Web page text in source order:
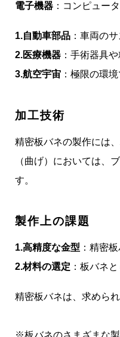
電子機器 ：コンピュー
1.自動車部品 ：車両の
2.医療機器 ：手術器具
3.航空宇宙 ：極限の環
加工技術
精密板バネの製作には
（曲げ）においては、
す。
製作上の課題
1.高精度な金型 ：精密
2.材料の選定 ：板バネ
精密板バネは、求めら
※板バネのさまざまな製